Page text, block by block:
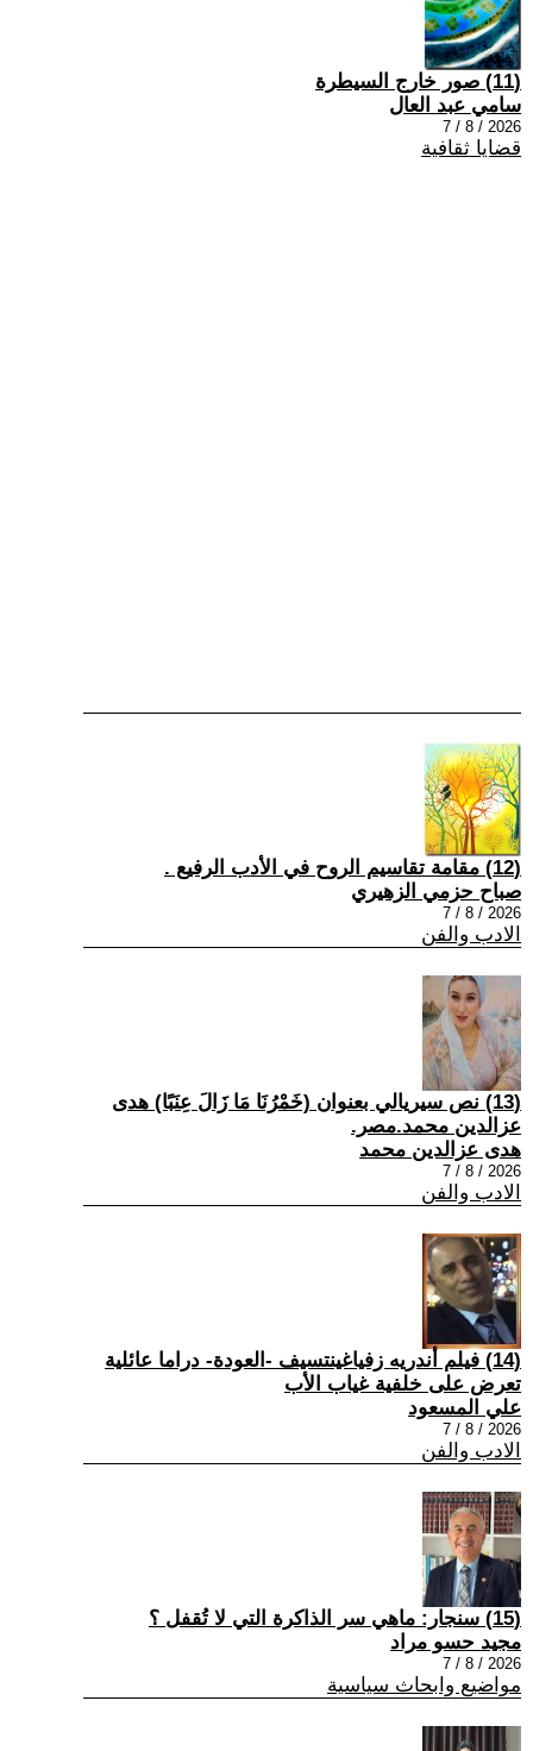
(11) صور خارج السيطرة
سامي عبد العال
2026 / 8 / 7
قضايا ثقافية
(12) مقامة تقاسيم الروح في الأدب الرفيع .
صباح حزمي الزهيري
2026 / 8 / 7
الادب والفن
(13) نص سيريالي بعنوان (خَمْرُنَا مَا زَالَ عِنَبًا) هدى
عزالدين محمد.مصر.
هدى عزالدين محمد
2026 / 8 / 7
الادب والفن
(14) فيلم أندريه زفياغينتسيف -العودة- دراما عائلية
تعرض على خلفية غياب الأب
علي المسعود
2026 / 8 / 7
الادب والفن
(15) سنجار: ماهي سر الذاكرة التي لا تُقفل ؟
مجيد حسو مراد
2026 / 8 / 7
مواضيع وابحاث سياسية